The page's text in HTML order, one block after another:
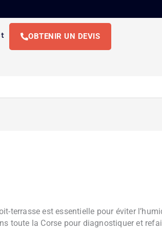
OBTENIR UN DEVIS
terrasse est essentielle pour éviter
toute la Corse pour diagnostiquer et